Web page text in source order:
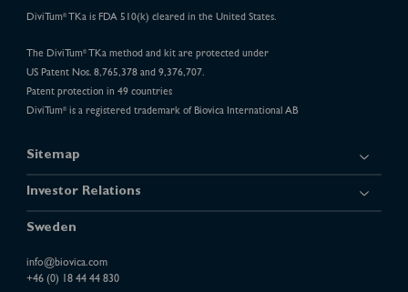
DiviTum® TKa is FDA 510(k) cleared in the United States.
The DiviTum®TKa method and kit are protected under
US Patent Nos. 8,765,378 and 9,376,707.
Patent protection in 49 countries
DiviTum®is a registered trademark of Biovica International AB
Sitemap
Investor Relations
Sweden
info@biovica.com
+46 (0) 18 44 44 830